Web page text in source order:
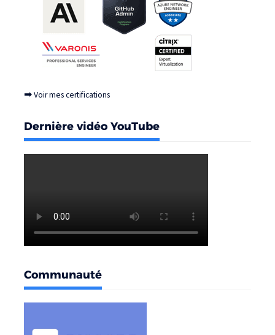
➡Voir mes certifications
Dernière vidéo YouTube
Communauté